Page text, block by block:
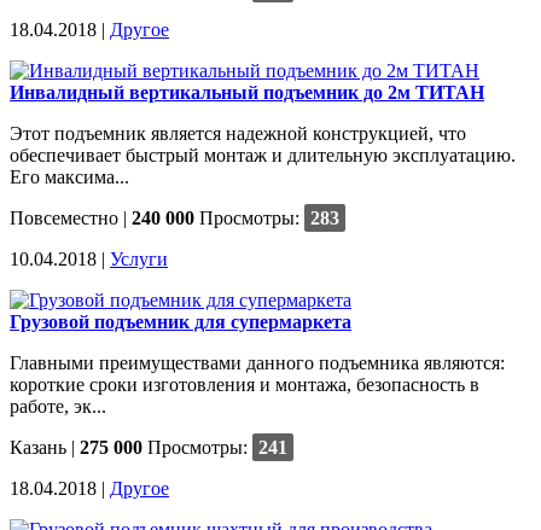
18.04.2018 | Другое
Инвалидный вертикальный подъемник до 2м ТИТАН
Этот подъемник является надежной конструкцией, что
обеспечивает быстрый монтаж и длительную эксплуатацию.
Его максима...
Повсеместно | 240 000 Просмотры: 283
10.04.2018 | Услуги
Грузовой подъемник для супермаркета
Главными преимуществами данного подъемника являются:
короткие сроки изготовления и монтажа, безопасность в
работе, эк...
Казань | 275 000 Просмотры: 241
18.04.2018 | Другое